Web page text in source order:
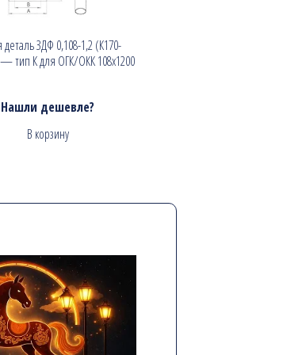
деталь ЗДФ 0,108-1,2 (К170-
— тип К для ОГК/ОКК 108х1200
Нашли дешевле?
В корзину